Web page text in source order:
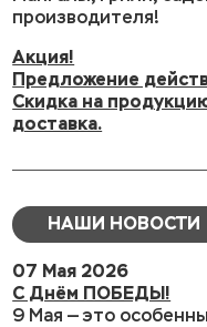
производителя!
Акция!
Предложение
Скидка на
доставка.
НАШИ НОВОСТИ
07 Мая 2026
С Днём ПОБЕДЫ!
9 Мая — это